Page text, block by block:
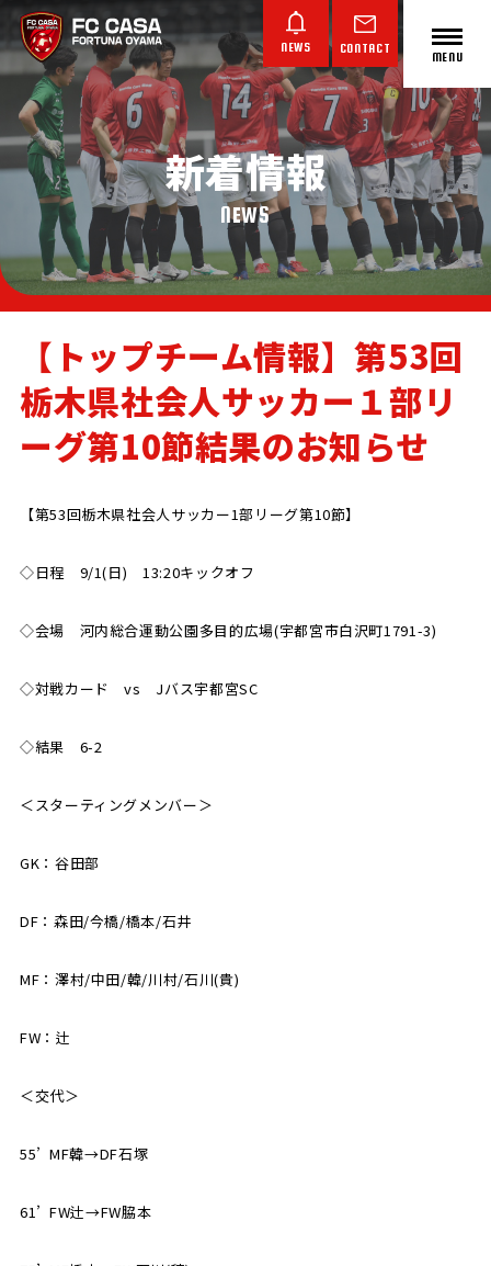
NEWS CONTACT
ABOUT FC CASA
クラブ概要
TOP TEAM
トップチーム
JUNIOR YOUTH
ジュニアユース
JUNIOR
ジュニア
スクール CPサッカー
PARTNER
MENU
新着情報
NEWS
【トップチーム情報】第53回
栃木県社会人サッカー１部リ
ーグ第10節結果のお知らせ
【第53回栃木県社会人サッカー1部リーグ第10節】
◇日程 9/1(日) 13:20キックオフ
◇会場 河内総合運動公園多目的広場(宇都宮市白沢町1791-3)
◇対戦カード vs Jバス宇都宮SC
◇結果 6-2
＜スターティングメンバー＞
GK：谷田部
DF：森田/今橋/橋本/石井
MF：澤村/中田/韓/川村/石川(貴)
FW：辻
＜交代＞
55’ MF韓→DF石塚
61’ FW辻→FW脇本